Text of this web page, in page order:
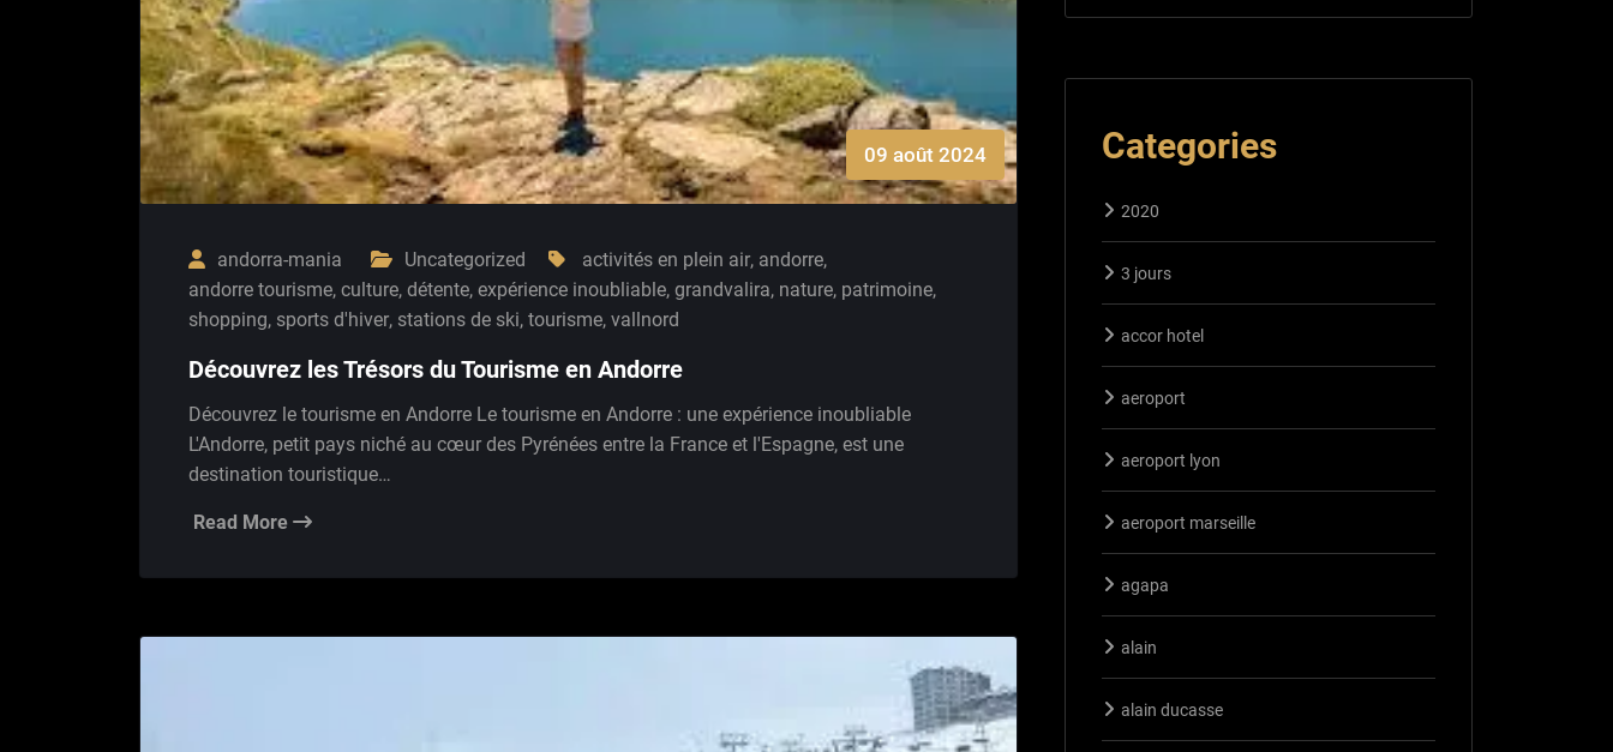
09 août 2024
andorra-mania Uncategorized activités en plein air, andorre,
andorre tourisme, culture, détente, expérience inoubliable, grandvalira, nature, patrimoine,
shopping, sports d'hiver, stations de ski, tourisme, vallnord
Découvrez les Trésors du Tourisme en Andorre
Découvrez le tourisme en Andorre Le tourisme en Andorre : une expérience inoubliable
L'Andorre, petit pays niché au cœur des Pyrénées entre la France et l'Espagne, est une
destination touristique…
Read More
Categories
2020
3 jours
accor hotel
aeroport
aeroport lyon
aeroport marseille
agapa
alain
alain ducasse